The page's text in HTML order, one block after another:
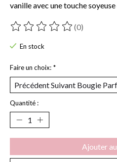
vanille avec une touche
Ce produit est évalué à
(0)
En stock
Faire un choix: *
Quantité :
Ajouter